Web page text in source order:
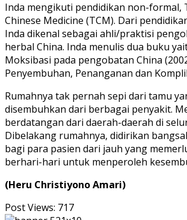
Inda mengikuti pendidikan non-formal,
Chinese Medicine (TCM). Dari
Inda dikenal sebagai ahli/praktisi
herbal China. Inda menulis dua buku
Moksibasi pada pengobatan China
Penyembuhan, Penanganan dan
Rumahnya tak pernah sepi dari tamu
disembuhkan dari berbagai penyakit.
berdatangan dari daerah-daerah di
Dibelakang rumahnya, didirikan
bagi para pasien dari jauh yang
berhari-hari untuk menperoleh
(Heru Christiyono Amari)
Post Views: 717